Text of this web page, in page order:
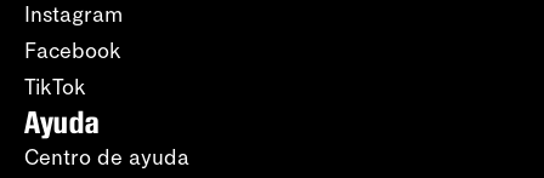
Instagram
Facebook
TikTok
Ayuda
Centro de ayuda